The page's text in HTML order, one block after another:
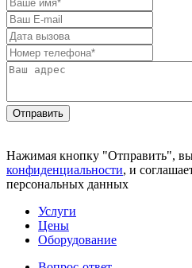
Отправить
Нажимая кнопку "Отправить", вы
конфиденциальности, и
персональных данных
Услуги
Цены
Оборудование